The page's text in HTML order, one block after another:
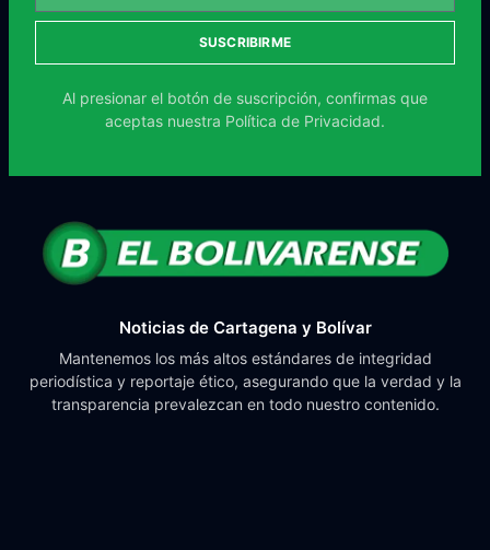
SUSCRIBIRME
Al presionar el botón de suscripción, confirmas que
aceptas nuestra Política de Privacidad.
Noticias de Cartagena y Bolívar
Mantenemos los más altos estándares de integridad
periodística y reportaje ético, asegurando que la verdad y la
transparencia prevalezcan en todo nuestro contenido.